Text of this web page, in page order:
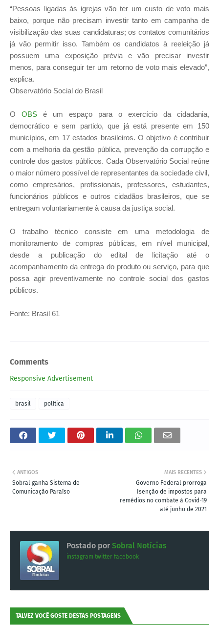
“Pessoas ligadas às igrejas vão ter um custo de voto mais
baixo, porque não precisam investir tanto em campanha de
visibilização das suas candidaturas; os contatos comunitários
já vão permitir isso. Também os candidatos à reeleição já
possuem uma exposição prévia e vão precisar investir
menos, para conseguir ter um retorno de voto mais elevado”,
explica.
Observatório Social do Brasil
O OBS é um espaço para o exercício da cidadania,
democrático e sem partido, que já está presente em 150
municípios, em 17 estados brasileiros. O objetivo é contribuir
com a melhoria da gestão pública, prevenção da corrupção e
controle dos gastos públicos. Cada Observatório Social reúne
o maior número possível de representantes da sociedade civil,
como empresários, profissionais, professores, estudantes,
funcionários públicos e outros cidadãos brasileiros, que se
entregam voluntariamente à causa da justiça social.
O trabalho técnico consiste em uma metodologia de
monitoramento de compras públicas, em nível municipal,
desde a publicação do edital de licitação até o
acompanhamento da entrega do produto ou serviço, para que
possa agir preventivamente no controle social dos gastos
públicos.
Fonte: Brasil 61
Comments
Responsive Advertisement
brasil política
MAIS RECENTES
Governo Federal prorroga
Isenção de impostos para
remédios no combate à Covid-19
até junho de 2021
ANTIGOS
Sobral ganha Sistema de
Comunicação Paraíso
Postado por Sobral Notícias
instagram twitter facebook
TALVEZ VOCÊ GOSTE DESTAS POSTAGENS